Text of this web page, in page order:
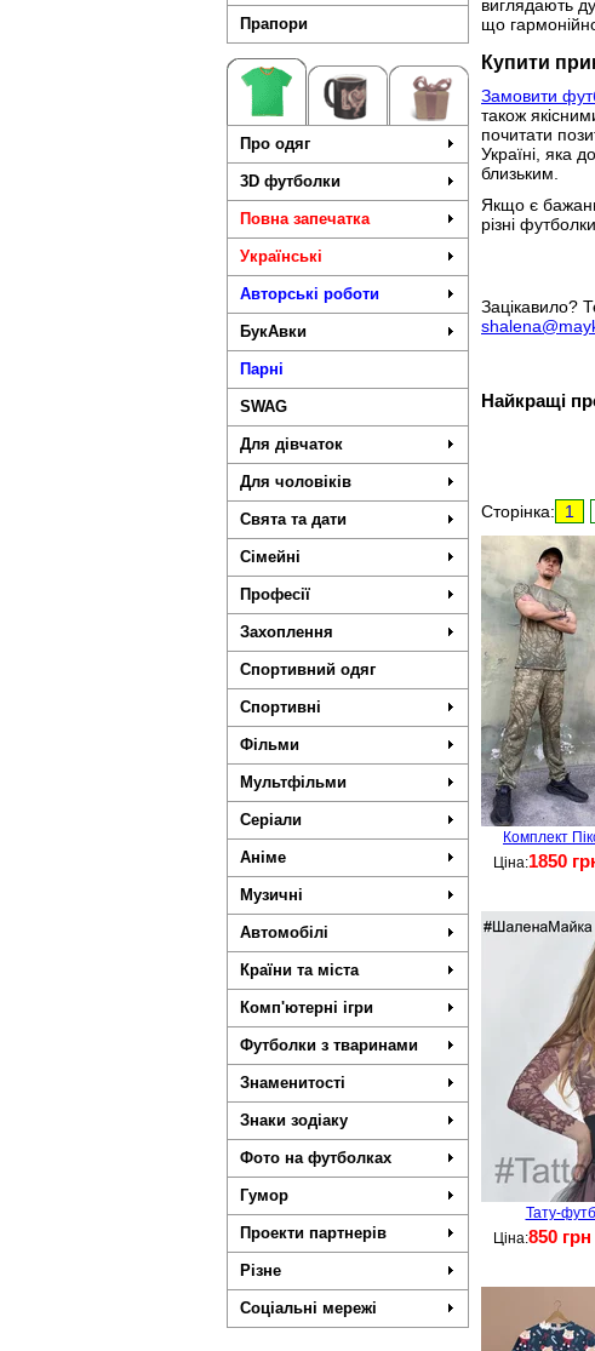
Прапори
Про одяг
3D футболки
Повна запечатка
Українські
Авторські роботи
БукАвки
Парні
SWAG
Для дівчаток
Для чоловіків
Свята та дати
Сімейні
Професії
Захоплення
Спортивний одяг
Спортивні
Фільми
Мультфільми
Серіали
Аніме
Музичні
Автомобілі
Країни та міста
Комп'ютерні ігри
Футболки з тваринами
Знаменитості
Знаки зодіаку
Фото на футболках
Гумор
Проекти партнерів
Різне
Соціальні мережі
виглядають
що
Купити
Замовити
також
почитати
Україні, яка
близьким.
Якщо є
різні
Зацікавило?
Найкращі
Сторінка: 1
Комплект
Ціна:1850
Тату-
Ціна:850 грн